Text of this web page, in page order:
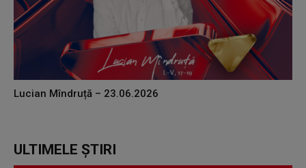
Lucian Mîndruță – 23.06.2026
ULTIMELE ȘTIRI